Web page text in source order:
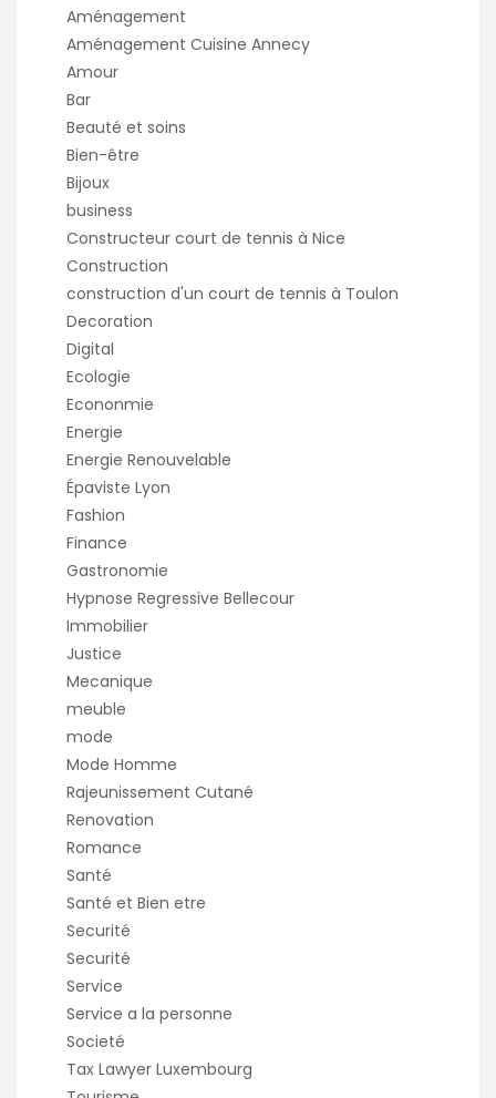
Aménagement
Aménagement Cuisine Annecy
Amour
Bar
Beauté et soins
Bien-être
Bijoux
business
Constructeur court de tennis à Nice
Construction
construction d'un court de tennis à Toulon
Decoration
Digital
Ecologie
Econonmie
Energie
Energie Renouvelable
Épaviste Lyon
Fashion
Finance
Gastronomie
Hypnose Regressive Bellecour
Immobilier
Justice
Mecanique
meuble
mode
Mode Homme
Rajeunissement Cutané
Renovation
Romance
Santé
Santé et Bien etre
Securité
Securité
Service
Service a la personne
Societé
Tax Lawyer Luxembourg